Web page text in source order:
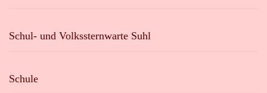
Schul- und Volkssternwarte Suhl
Schule